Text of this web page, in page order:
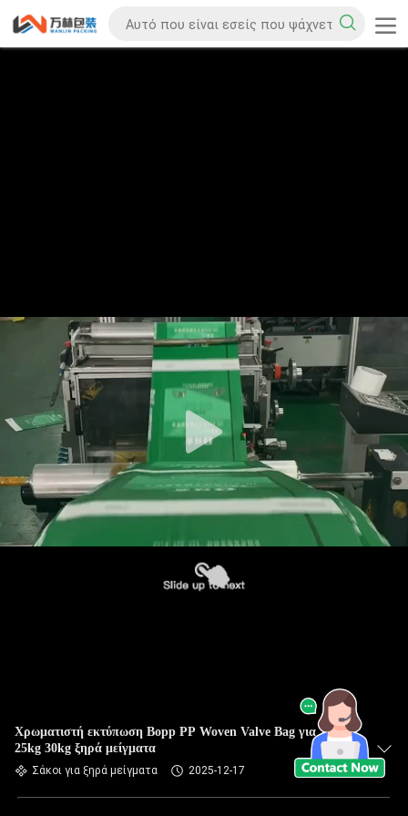
Χρωματιστή εκτύπωση Bopp PP Woven Valve Bag για 20kg
25kg 30kg ξηρά μείγματα
Σάκοι για ξηρά μείγματα 2025-12-17